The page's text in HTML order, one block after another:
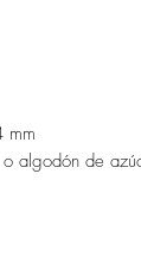
mm
algodón de